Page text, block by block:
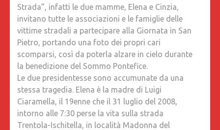
Strada”, infatti le due mamme, Elena e Cinzia,
invitano tutte le associazioni e le famiglie delle
vittime stradali a partecipare alla Giornata in San
Pietro, portando una foto dei propri cari
scomparsi, così da poterla alzare in cielo durante
la benedizione del Sommo Pontefice.
Le due presidentesse sono accumunate da una
stessa tragedia. Elena è la madre di Luigi
Ciaramella, il 19enne che il 31 luglio del 2008,
intorno alle 7:30 perse la vita sulla strada
Trentola-Ischitella, in località Madonna del